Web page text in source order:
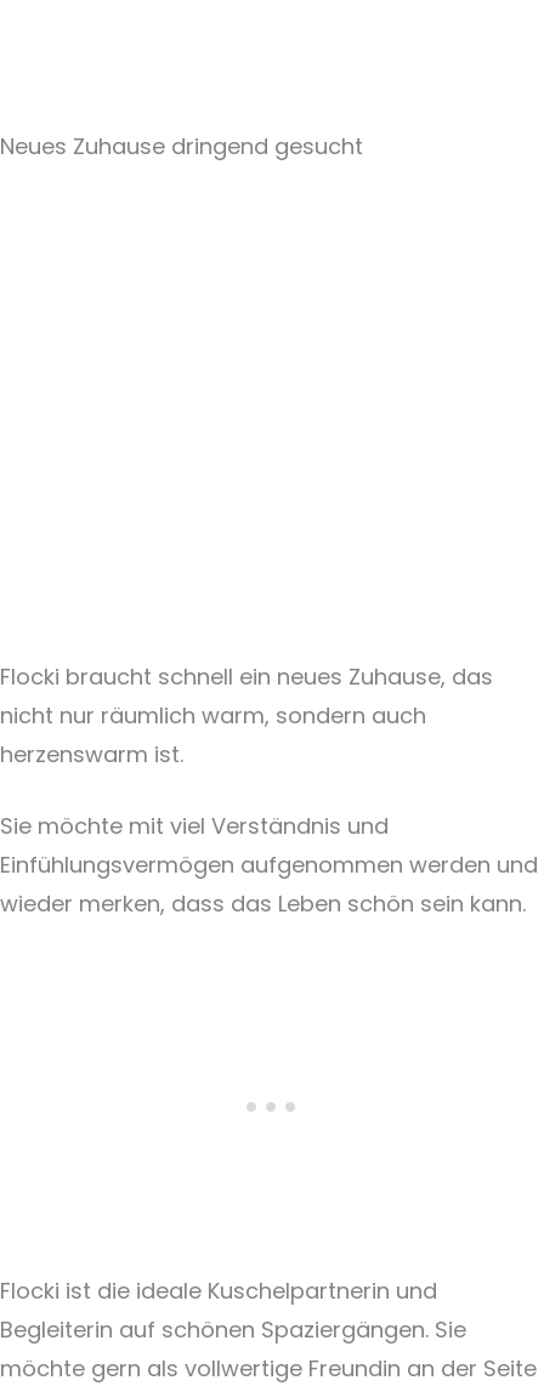
Neues Zuhause dringend gesucht
Flocki braucht schnell ein neues Zuhause, das
nicht nur räumlich warm, sondern auch
herzenswarm ist.
Sie möchte mit viel Verständnis und
Einfühlungsvermögen aufgenommen werden und
wieder merken, dass das Leben schön sein kann.
Flocki ist die ideale Kuschelpartnerin und
Begleiterin auf schönen Spaziergängen. Sie
möchte gern als vollwertige Freundin an der Seite